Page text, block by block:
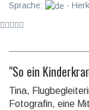
Sprache:
·
"So ein
Tina,
Fotografin, eine